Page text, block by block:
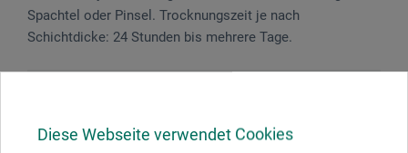
Diese Webseite verwendet Cookies
Spachtel oder Pinsel. Trocknungszeit je nach
Schichtdicke: 24 Stunden bis mehrere Tage.
Enthält Biozidprodukte. Enthält: BIT, CIT/MIT, OIT,